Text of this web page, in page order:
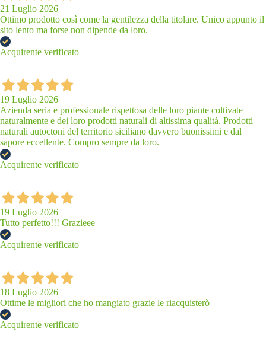
21 Luglio 2026
Ottimo prodotto così come la gentilezza della titolare. Unico appunto il
sito lento ma forse non dipende da loro.
Acquirente verificato
19 Luglio 2026
Azienda seria e professionale rispettosa delle loro piante coltivate
naturalmente e dei loro prodotti naturali di altissima qualità. Prodotti
naturali autoctoni del territorio siciliano davvero buonissimi e dal
sapore eccellente. Compro sempre da loro.
Acquirente verificato
19 Luglio 2026
Tutto perfetto!!! Grazieee
Acquirente verificato
18 Luglio 2026
Ottime le migliori che ho mangiato grazie le riacquisterò
Acquirente verificato